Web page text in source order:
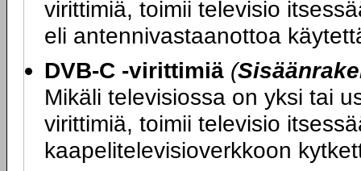
virittimiä, toimii televisio
eli antennivastaanottoa
DVB-C -virittimiä (
Mikäli televisiossa on yksi tai
virittimiä, toimii televisio
kaapelitelevisioverkkoon